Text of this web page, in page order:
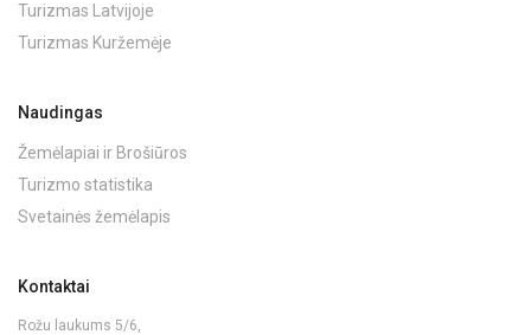
Turizmas Latvijoje
Turizmas Kuržemėje
Naudingas
Žemėlapiai ir Brošiūros
Turizmo statistika
Svetainės žemėlapis
Kontaktai
Rožu laukums 5/6,